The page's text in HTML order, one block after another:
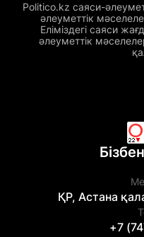
Politico.kz саяси-
әлеуметтік
Еліміздегі саяси
әлеуметтік
ҚР, Астана
+7